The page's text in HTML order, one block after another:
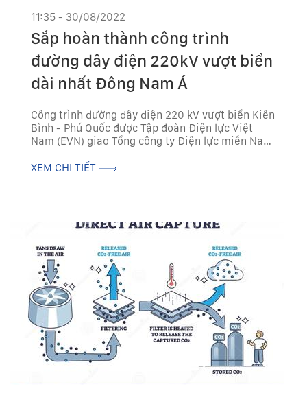
11:35 - 30/08/2022
Sắp hoàn thành công trình
đường dây điện 220kV vượt biển
dài nhất Đông Nam Á
Công trình đường dây điện 220 kV vượt biển Kiên
Bình - Phú Quốc được Tập đoàn Điện lực Việt
Nam (EVN) giao Tổng công ty Điện lực miền Nam
trên 2.200 tỷ sắp hoàn thành đưa...
XEM CHI TIẾT